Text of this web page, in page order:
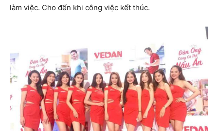
làm việc. Cho đến khi công việc kết thúc.